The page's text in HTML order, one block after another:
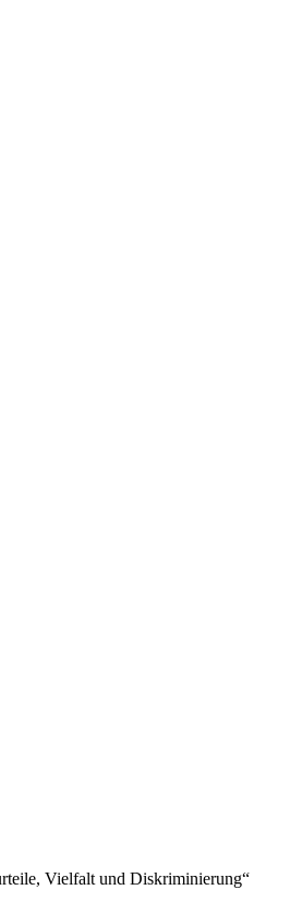
Vielfalt und Diskriminierung“